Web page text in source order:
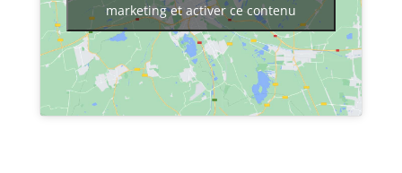
marketing et activer ce contenu